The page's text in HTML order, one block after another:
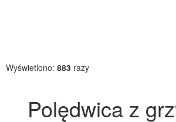
Wyświetlono: 883 razy
Polędwica z